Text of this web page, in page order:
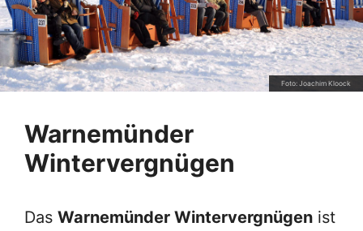
Foto: Joachim Kloock
Warnemünder
Wintervergnügen
Das Warnemünder Wintervergnügen ist